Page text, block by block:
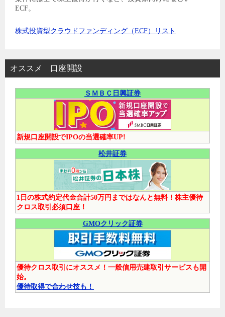
ECF。
株式投資型クラウドファンディング（ECF）リスト
オススメ 口座開設
ＳＭＢＣ日興証券
新規口座開設でIPOの当選確率UP!
松井証券
1日の株式約定代金合計50万円まではなんと無料！株主優待
クロス取引必須口座！
GMOクリック証券
優待クロス取引にオススメ！一般信用売建取引サービスも開
始。
優待取得で合わせ技も！